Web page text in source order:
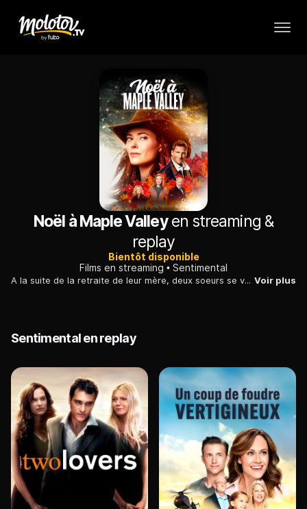
Noël à Maple Valleyen streaming &
replay
Bientôt disponible
Films en streaming
Sentimental
A la suite de la retraite de leur mère, deux soeurs se voient confier la ferme familiale jusqu'au jour où l'une d'elles fait la rencontre d'un agent immobilier. Voir plus
Sentimental en replay